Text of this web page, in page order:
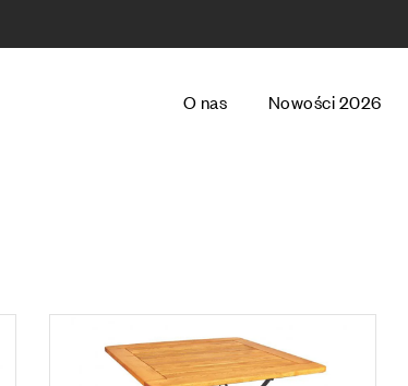
O nas Nowości 2026